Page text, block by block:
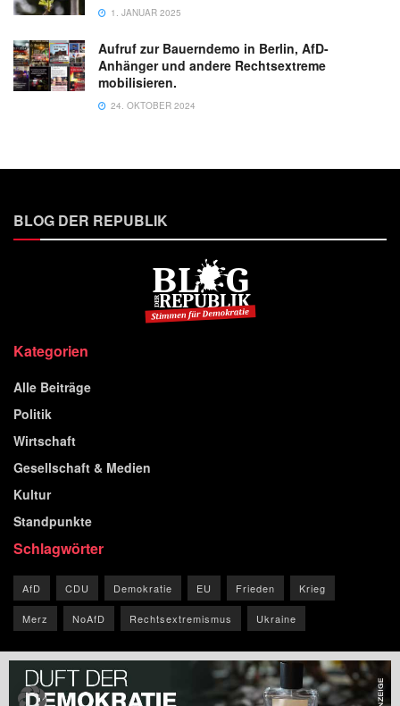
1. JANUAR 2025
Aufruf zur Bauerndemo in Berlin, AfD-
Anhänger und andere Rechtsextreme
mobilisieren.
24. OKTOBER 2024
BLOG DER REPUBLIK
Kategorien
Alle Beiträge
Politik
Wirtschaft
Gesellschaft & Medien
Kultur
Standpunkte
Schlagwörter
AfD CDU Demokratie EU Frieden Krieg
Merz NoAfD Rechtsextremismus Ukraine
© 2026 Blog der Republik.